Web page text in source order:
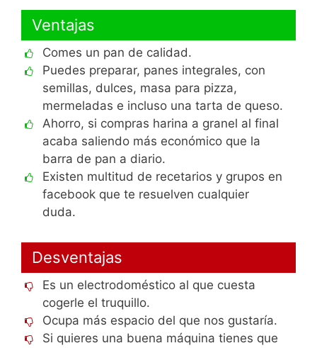
Ventajas
Comes un pan de calidad.
Puedes preparar, panes integrales, con
semillas, dulces, masa para pizza,
mermeladas e incluso una tarta de queso.
Ahorro, si compras harina a granel al final
acaba saliendo más económico que la
barra de pan a diario.
Existen multitud de recetarios y grupos en
facebook que te resuelven cualquier
duda.
Desventajas
Es un electrodoméstico al que cuesta
cogerle el truquillo.
Ocupa más espacio del que nos gustaría.
Si quieres una buena máquina tienes que